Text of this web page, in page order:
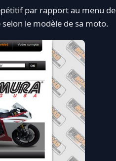
par rapport au menu de
le modèle de sa moto.